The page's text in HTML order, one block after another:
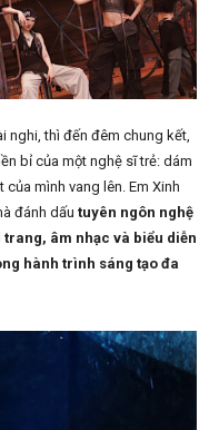
nghi, thì đến đêm chung kết,
bỉ của một nghệ sĩ trẻ: dám
mình vang lên. Em Xinh
đánh dấu tuyên ngôn nghệ
âm nhạc và biểu diễn
hành trình sáng tạo đa